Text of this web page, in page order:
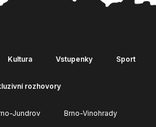
Kultura Vstupenky Sport
rozhovory
Jundrov Brno-Vinohrady